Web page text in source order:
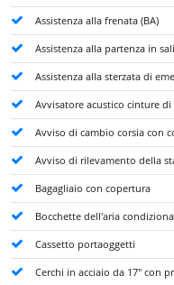
Assistenza alla frenata (BA)
Assistenza alla partenza in
Assistenza alla sterzata di
Avvisatore acustico cinture
Avviso di cambio corsia con
Avviso di rilevamento della
Bagagliaio con copertura
Bocchette dell'aria
Cassetto portaoggetti
Cerchi in acciaio da 17" con